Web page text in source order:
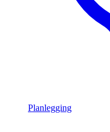
Planlegging